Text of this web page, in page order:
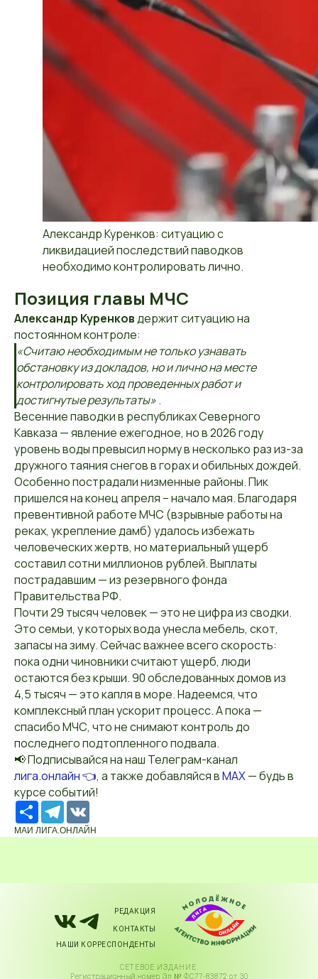
Александр Куренков: ситуацию с
ликвидацией последствий паводков
необходимо контролировать лично.
Позиция главы МЧС
Александр Куренковдержит ситуацию на
постоянном контроле:
«Считаю необходимым не только узнавать
обстановку из докладов, но и лично на месте
контролировать ход проведенных работ и
достигнутые результаты».
Весенние паводки в республиках Северного
Кавказа — явление ежегодное, но в 2026 году
уровень воды превысил норму в несколько раз из-за
дружного таяния снегов в горах и обильных дождей.
Особенно пострадали низменные районы. Пик
пришелся на конец апреля – начало мая. Благодаря
превентивной работе МЧС (взрывные работы на
реках, укрепление дамб) удалось избежать
человеческих жертв, но материальный ущерб
составил сотни миллионов рублей. Выплаты
пострадавшим — из резервного фонда
Правительства РФ.
Почти 29 тысяч человек — это не цифра из сводки.
Это семьи, у которых вода унесла мебель, скот,
запасы на зиму. Сейчас важнее всего скорость:
пока одни чиновники считают ущерб, люди
остаются без крыши. 90 обследованных домов из
4,5 тысяч — это капля в море. Надеемся, что
комплексный план ускорит процесс. А пока —
спасибо МЧС, что не снимают контроль до
последнего подтопленного подвала.
📢 Подписывайся на наш Телеграм-канал
лига.онлайн👈, а также добавляйся вMAX— будь в
курсе событий!
РесурсTelegram
МАИ ЛИГА.ОНЛАЙН
КОНТАКТЫ
НАШИ КОРРЕСПОНДЕНТЫ
РЕДАКЦИЯ
СЕТЕВОЕ ИЗДАНИЕ.
Регистрационный номер Эл № ФС77-83872 от 30